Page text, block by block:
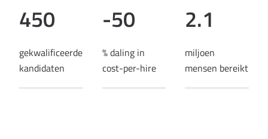
450
gekwalificeerde
kandidaten
-50
% daling in
cost-per-hire
2.1
miljoen
mensen bereikt